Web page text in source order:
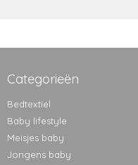
Categorieën
Bedtextiel
Baby lifestyle
Meisjes baby
Jongens baby